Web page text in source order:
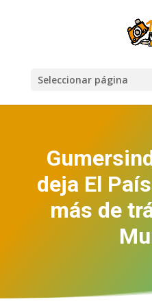
Seleccionar página
deja El
más de